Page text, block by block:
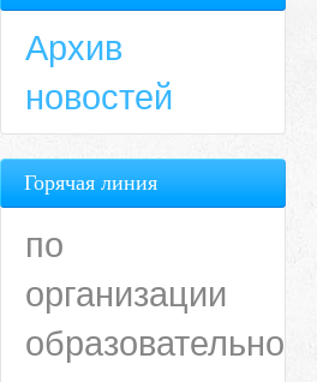
Архив
новостей
Горячая линия
по
организации
образовательного